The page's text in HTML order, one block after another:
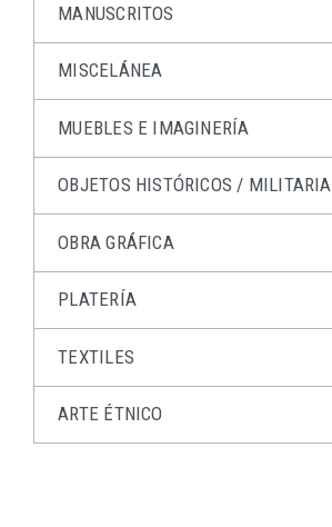
MANUSCRITOS
MISCELÁNEA
MUEBLES E IMAGINERÍA
OBJETOS HISTÓRICOS / MILITARIA
OBRA GRÁFICA
PLATERÍA
TEXTILES
ARTE ÉTNICO